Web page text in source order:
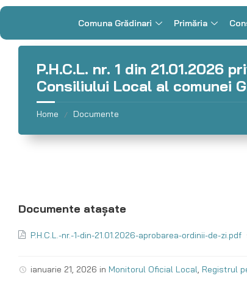
Comuna Grădinari Primăria
P.H.C.L. nr. 1 din 21.01.2026
Consiliului Local al comunei
Home / Documente
P.H.C.L.-nr.-1-din-21.01.2026-aprobarea-ordinii-de-zi.pdf
ianuarie 21, 2026 in Monitorul Oficial Local, Registrul